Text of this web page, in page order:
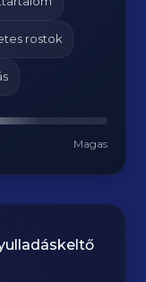
rostok
Magas